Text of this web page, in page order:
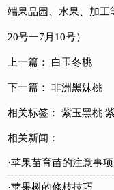
端果品园、水果、加工
20号一7月10号）
上一篇： 白玉冬桃
下一篇：非洲黑妹桃
相关标签：紫玉黑桃
相关新闻：
·苹果苗育苗的注意事项
·苹果树的修枝技巧